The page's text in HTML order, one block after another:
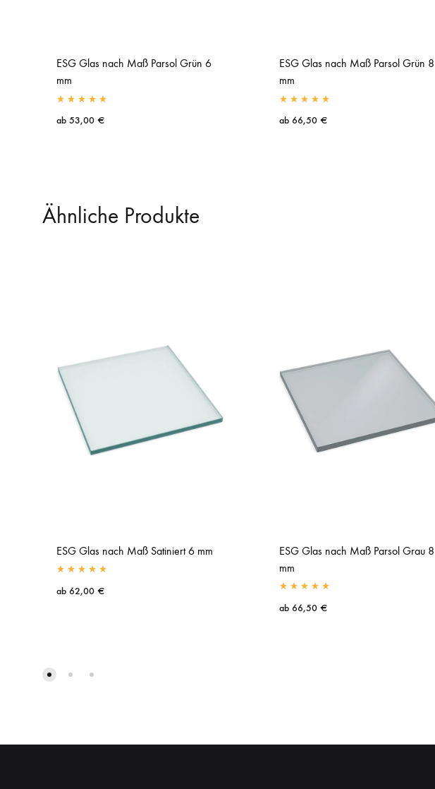
ESG Glas nach Maß Parsol Grün 6
mm
ab 53,00 €
ESG Glas nach Maß Parsol Grün 8
mm
ab 66,50 €
Ähnliche Produkte
ESG Glas nach Maß Satiniert 6 mm
ab 62,00 €
ESG Glas nach Maß Parsol Grau 8
mm
ab 66,50 €